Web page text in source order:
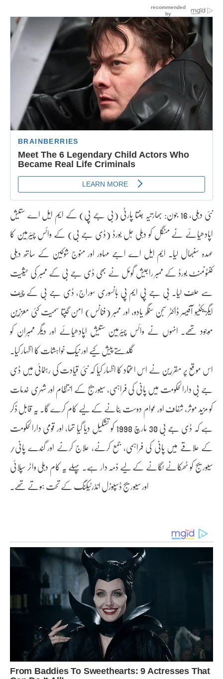
نئی دہلی، 16 جون: بھارتیہ جنتا پارٹی (بی جے پی) کے ایم ایل اے ستیش
اپادھیائے نے منگل کو دہلی جل بورڈ (ڈی جے بی) کے وائس چیئرمین کا
عہدہ سنبھال لیا۔ ایم ایل اے اجے مہاور اور منوج شوکین کے ساتھ دہلی
کنٹونمنٹ بورڈ کے ممبر راجیش گوئل نے بھی ڈی جے بی کے ممبر کی حیثیت
سے حلف لیا۔ بی جے پی ایم پی بانسوری سوراج، ڈی جے بی کے چیف
ایگزیکٹیو آفیسر ڈاکٹر سجن سنگھ یادو، اور ممبر (فنانس) امن گپتا سمیت کئی معززین
موجود تھے۔ انہوں نے وائس چیئرمین ستیش اپادھیائے اور دیگر ممبران کو
گلدستے پیش کیے اور نیک خواہشات کا اظہار کیا۔
اس موقع پر مقررین نے اس اعتماد کا اظہار کیا کہ نئی قیادت کی رہنمائی میں ڈی
جے بی دارالحکومت میں پانی کی فراہمی، سیوریج کے انتظام اور شہری خدمات
کو مزید موثر، شفاف اور عوام دوست بنانے کے لیے کام کرے گا۔ یہ قابل ذکر
ہے کہ ڈی جے بی 30 مارچ 1998 کو تشکیل دیا گیا تھا، اور قومی دارالحکومت
کے علاقے میں پانی کی فراہمی، جمع کرنے، علاج کرنے اور گندے پانی/
سیوریج کو ٹھکانے لگانے کے لیے ذمہ دار ہے۔ پہلے یہ کام دہلی واٹر سپلائی
اور سیوریج ڈسپوزل انڈرٹیکنگ کے تحت ہوتے تھے۔